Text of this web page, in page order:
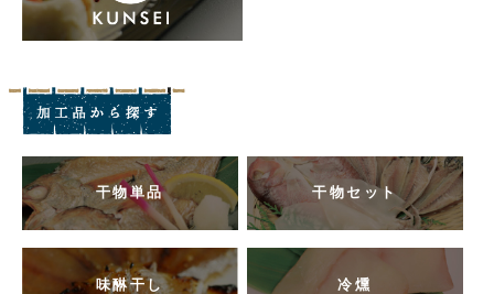
干物単品 干物セット
味醂干し 冷燻